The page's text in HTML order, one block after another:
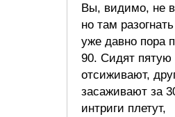
Вы, видимо, не в
но там разогнать
уже давно пора
90. Сидят пятую
отсиживают,
засаживают за
интриги плетут,